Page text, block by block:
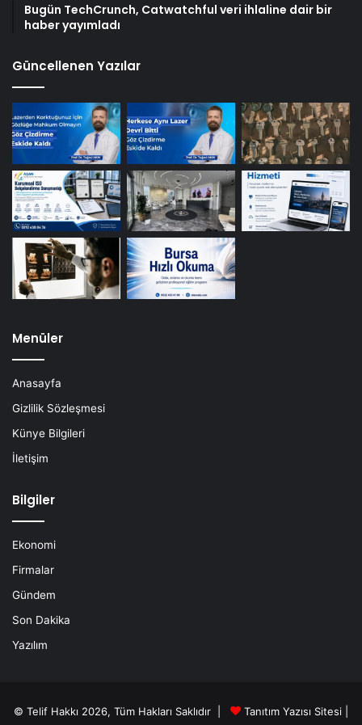
Bugün TechCrunch, Catwatchful veri ihlaline dair bir
haber yayımladı
Güncellenen Yazılar
Menüler
Anasayfa
Gizlilik Sözleşmesi
Künye Bilgileri
İletişim
Bilgiler
Ekonomi
Firmalar
Gündem
Son Dakika
Yazılım
© Telif Hakkı 2026, Tüm Hakları Saklıdır | Tanıtım Yazısı Sitesi |